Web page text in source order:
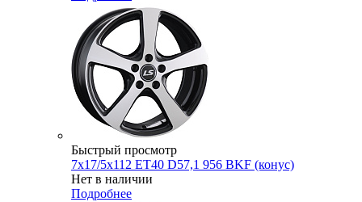
Быстрый просмотр
7x17/5x112 ET40 D57,1 956 BKF (конус)
Нет в наличии
Подробнее